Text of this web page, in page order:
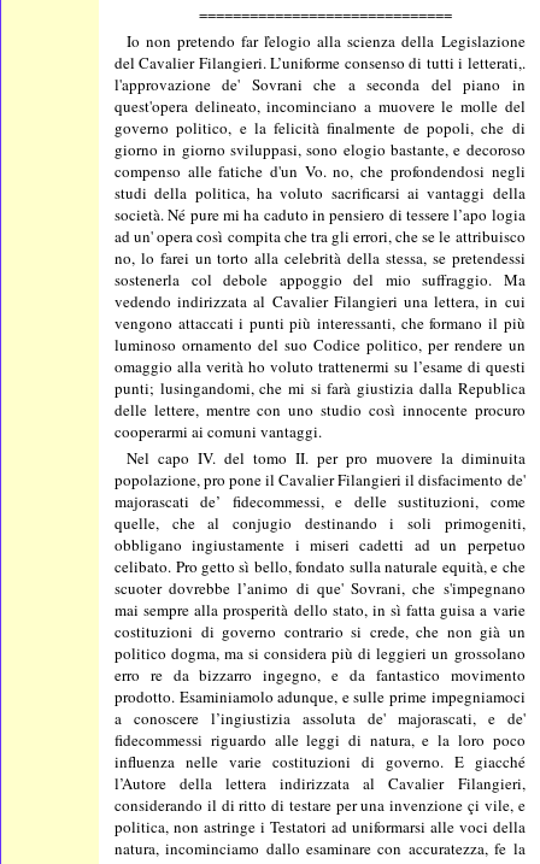
==============================
Io non pretendo far ľelogio alla scienza della Legislazione
del Cavalier Filangieri. L’uniforme consenso di tutti i letterati,.
l'approvazione de' Sovrani che a seconda del piano in
quest'opera delineato, incominciano a muovere le molle del
governo politico, e la felicità finalmente de popoli, che di
giorno in giorno sviluppasi, sono elogio bastante, e decoroso
compenso alle fatiche d'un Vo. no, che profondendosi negli
studi della politica, ha voluto sacrificarsi ai vantaggi della
società. Né pure mi ha caduto in pensiero di tessere l’apo logia
ad un' opera così compita che tra gli errori, che se le attribuisco
no, lo farei un torto alla celebrità della stessa, se pretendessi
sostenerla col debole appoggio del mio suffraggio. Ma
vedendo indirizzata al Cavalier Filangieri una lettera, in cui
vengono attaccati i punti più interessanti, che formano il più
luminoso ornamento del suo Codice politico, per rendere un
omaggio alla verità ho voluto trattenermi su l’esame di questi
punti; lusingandomi, che mi si farà giustizia dalla Republica
delle lettere, mentre con uno studio così innocente procuro
cooperarmi ai comuni vantaggi.
Nel capo IV. del tomo II. per pro muovere la diminuita
popolazione, pro pone il Cavalier Filangieri il disfacimento de'
majorascati de’ fidecommessi, e delle sustituzioni, come
quelle, che al conjugio destinando i soli primogeniti,
obbligano ingiustamente i miseri cadetti ad un perpetuo
celibato. Pro getto sì bello, fondato sulla naturale equità, e che
scuoter dovrebbe l’animo di que' Sovrani, che s'impegnano
mai sempre alla prosperità dello stato, in sì fatta guisa a varie
costituzioni di governo contrario si crede, che non già un
politico dogma, ma si considera più di leggieri un grossolano
erro re da bizzarro ingegno, e da fantastico movimento
prodotto. Esaminiamolo adunque, e sulle prime impegniamoci
a conoscere l’ingiustizia assoluta de' majorascati, e de'
fidecommessi riguardo alle leggi di natura, e la loro poco
influenza nelle varie costituzioni di governo. E giacché
l’Autore della lettera indirizzata al Cavalier Filangieri,
considerando il di ritto di testare per una invenzione çi vile, e
politica, non astringe i Testatori ad uniformarsi alle voci della
natura, incominciamo dallo esaminare con accuratezza, fe la